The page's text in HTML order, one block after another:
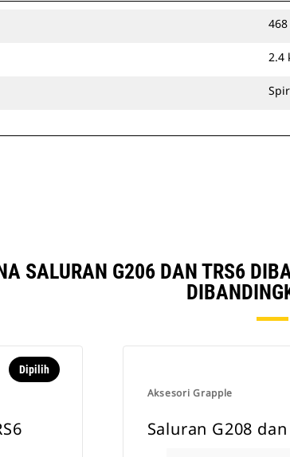
2.4
SALURAN G206 DAN TRS6
Dipilih
Aksesori Grapple
Saluran G208 dan